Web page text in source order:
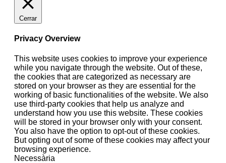
Cerrar
Privacy Overview
This website uses cookies to improve your experience
while you navigate through the website. Out of these,
the cookies that are categorized as necessary are
stored on your browser as they are essential for the
working of basic functionalities of the website. We also
use third-party cookies that help us analyze and
understand how you use this website. These cookies
will be stored in your browser only with your consent.
You also have the option to opt-out of these cookies.
But opting out of some of these cookies may affect your
browsing experience.
Necessària